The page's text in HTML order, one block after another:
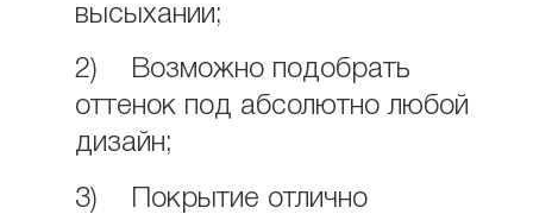
высыхании;
2) Возможно подобрать
оттенок под абсолютно любой
дизайн;
3) Покрытие отлично